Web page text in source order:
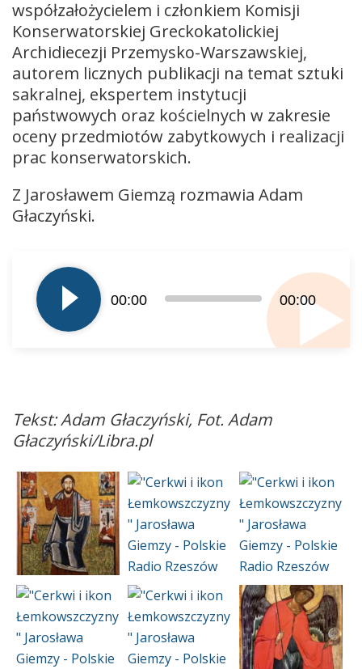
współzałożycielem i członkiem Komisji
Konserwatorskiej Greckokatolickiej
Archidiecezji Przemysko-Warszawskiej,
autorem licznych publikacji na temat sztuki
sakralnej, ekspertem instytucji
państwowych oraz kościelnych w zakresie
oceny przedmiotów zabytkowych i realizacji
prac konserwatorskich.
Z Jarosławem Giemzą rozmawia Adam
Głaczyński.
plików
dźwiękowych
00:00 00:00
Tekst: Adam Głaczyński, Fot. Adam
Głaczyński/Libra.pl